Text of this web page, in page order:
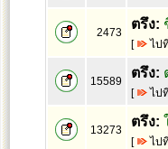
2473
ตรึง:
[ ไป
15589
ตรึง:
[ ไป
13273
ตรึง:
[ ไป